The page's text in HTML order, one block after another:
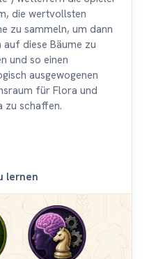
die wertvollsten
zu sammeln, um dann
auf diese Bäume zu
und so einen
ausgewogenen
für Flora und
zu schaffen.
lernen